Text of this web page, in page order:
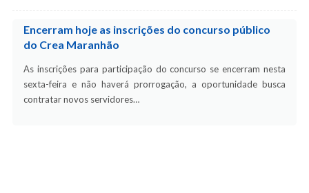
Encerram hoje as inscrições do concurso público
do Crea Maranhão
As inscrições para participação do concurso se encerram nesta
sexta-feira e não haverá prorrogação, a oportunidade busca
contratar novos servidores…